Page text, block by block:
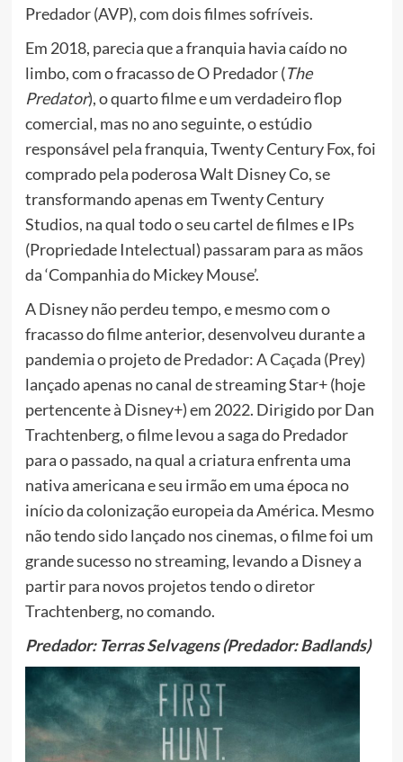
Predador (AVP), com dois filmes sofríveis.
Em 2018, parecia que a franquia havia caído no
limbo, com o fracasso de O Predador (The
Predator), o quarto filme e um verdadeiro flop
comercial, mas no ano seguinte, o estúdio
responsável pela franquia, Twenty Century Fox, foi
comprado pela poderosa Walt Disney Co, se
transformando apenas em Twenty Century
Studios, na qual todo o seu cartel de filmes e IPs
(Propriedade Intelectual) passaram para as mãos
da ‘Companhia do Mickey Mouse’.
A Disney não perdeu tempo, e mesmo com o
fracasso do filme anterior, desenvolveu durante a
pandemia o projeto dePredador: A Caçada (Prey)
lançado apenas no canal de streaming Star+ (hoje
pertencente à Disney+) em 2022. Dirigido por Dan
Trachtenberg, o filme levou a saga do Predador
para o passado, na qual a criatura enfrenta uma
nativa americana e seu irmão em uma época no
início da colonização europeia da América. Mesmo
não tendo sido lançado nos cinemas, o filme foi um
grande sucesso no streaming, levando a Disney a
partir para novos projetos tendo o diretor
Trachtenberg, no comando.
Predador: Terras Selvagens (Predador: Badlands)